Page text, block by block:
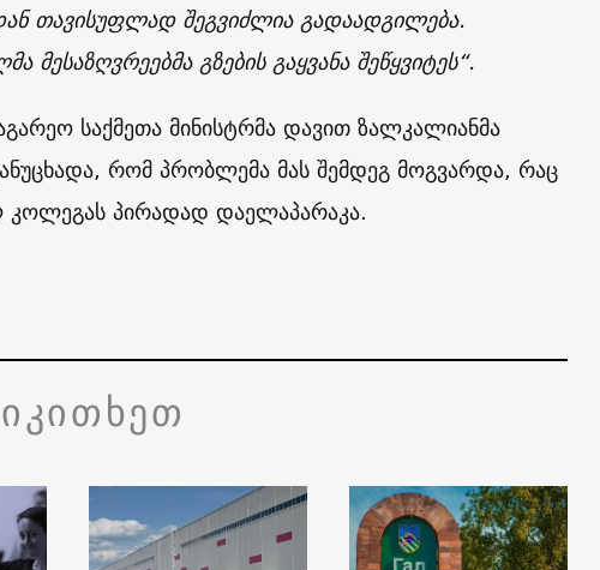
თავისუფლად შეგვიძლია გადაადგილება.
მესაზღვრეებმა გზების გაყვანა შეწყვიტეს“.
საქმეთა მინისტრმა დავით ზალკალიანმა
რომ პრობლემა მას შემდეგ მოგვარდა, რაც
კოლეგას პირადად დაელაპარაკა.